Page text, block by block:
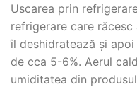
Uscarea prin
refrigerare care
îl deshidratează și
de cca 5-6%. Aerul
umiditatea din